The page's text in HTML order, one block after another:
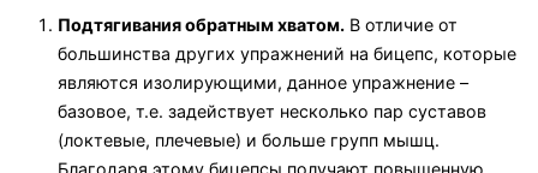
Подтягивания обратным хватом. В отличие от
большинства других упражнений на бицепс, которые
являются изолирующими, данное упражнение –
базовое, т.е. задействует несколько пар суставов
(локтевые, плечевые) и больше групп мышц.
Благодаря этому бицепсы получают повышенную